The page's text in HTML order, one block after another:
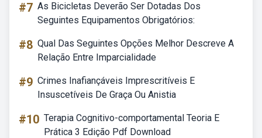
#7 As Bicicletas Deverão Ser Dotadas Dos
Seguintes Equipamentos Obrigatórios:
#8 Qual Das Seguintes Opções Melhor Descreve A
Relação Entre Imparcialidade
#9 Crimes Inafiançáveis Imprescritíveis E
Insuscetíveis De Graça Ou Anistia
#10 Terapia Cognitivo-comportamental Teoria E
Prática 3 Edição Pdf Download